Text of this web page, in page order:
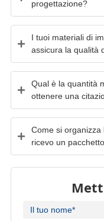
I tuoi materiali di
assicura la qualità
Qual è la quantità
ottenere una
Come si organizza
ricevo un